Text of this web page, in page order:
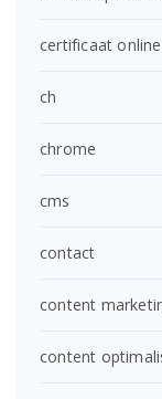
certificaat online
ch
chrome
cms
contact
content
content